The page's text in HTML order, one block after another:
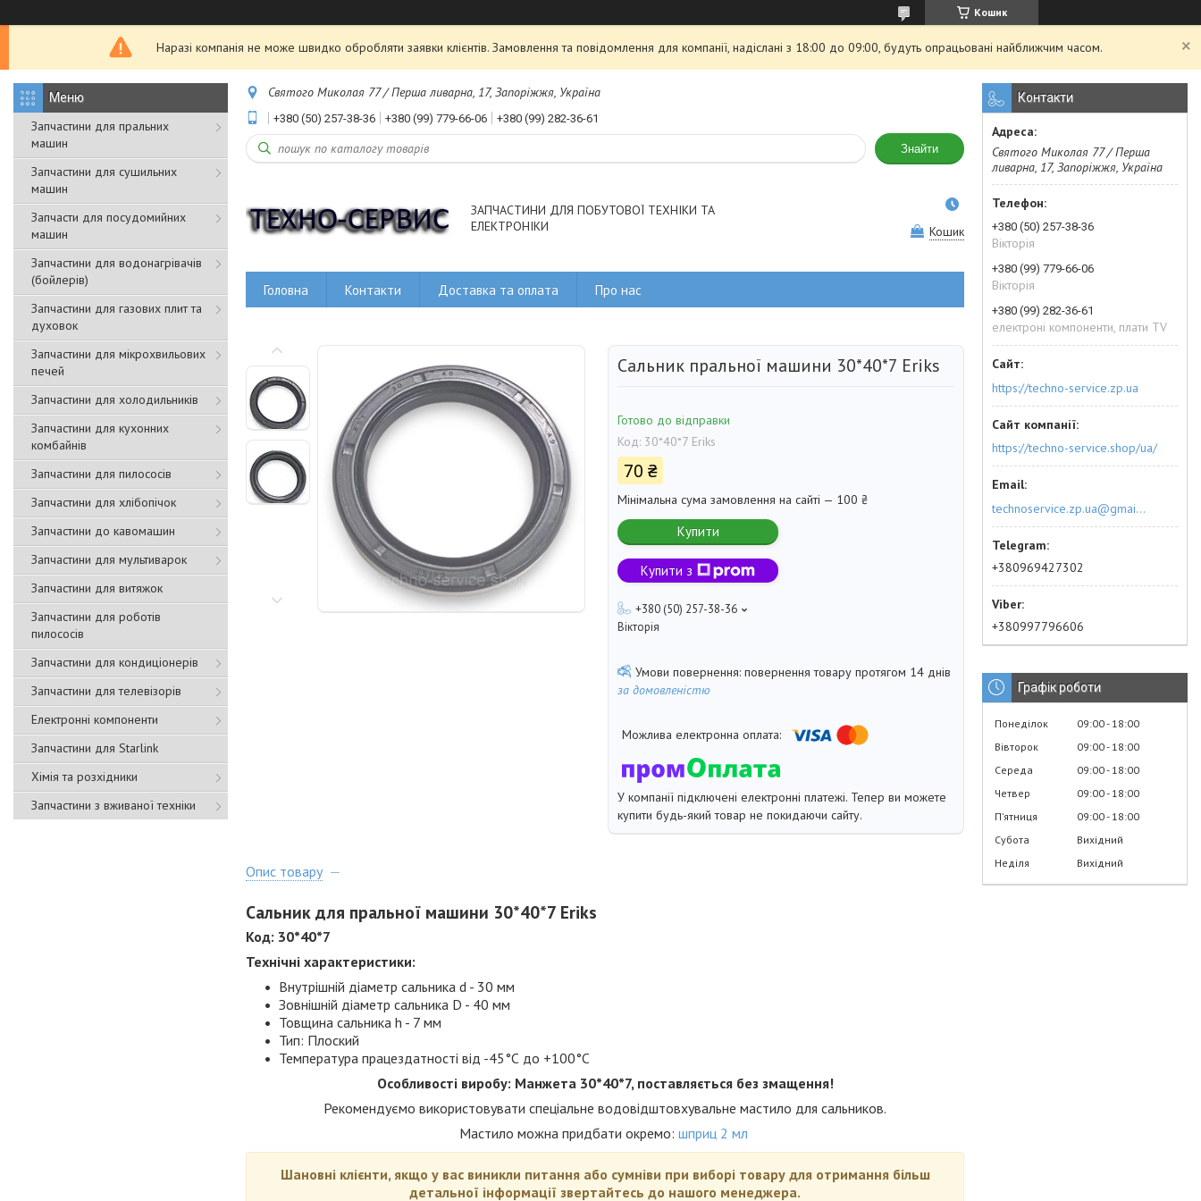
Кошик
Наразі компанія не може швидко обробляти заявки клієнтів. Замовлення та повідомлення для компанії, надіслані з 18:00 до 09:00, будуть опрацьовані найближчим часом.
Запчастини для пральних
машин
Запчастини для сушильних
машин
Запчасти для посудомийних
машин
Запчастини для водонагрівачів
(бойлерів)
Запчастини для газових плит та
духовок
Запчастини для мікрохвильових
печей
Запчастини для холодильників
Запчастини для кухонних
комбайнів
Запчастини для пилососів
Запчастини для хлібопічок
Запчастини до кавомашин
Запчастини для мультиварок
Запчастини для витяжок
Запчастини для роботів
пилососів
Запчастини для кондиціонерів
Запчастини для телевізорів
Електронні компоненти
Запчастини для Starlink
Хімія та розхідники
Запчастини з вживаної техніки
Святого Миколая 77 / Перша ливарна, 17, Запоріжжя, Україна
+380 (50) 257-38-36 +380 (99) 779-66-06 +380 (99) 282-36-61
Знайти
ЗАПЧАСТИНИ ДЛЯ ПОБУТОВОЇ ТЕХНІКИ ТА
ЕЛЕКТРОНІКИ
Кошик
Головна Контакти Доставка та оплата Про нас
Сальник пральної машини 30*40*7 Eriks
Готово до відправки
Код: 30*40*7 Eriks
70 ₴
Мінімальна сума замовлення на сайті — 100 ₴
Купити
Купити з
+380 (50) 257-38-36
Вікторія
повернення товару протягом 14 днів
за домовленістю
У компанії підключені електронні платежі. Тепер ви можете
купити будь-який товар не покидаючи сайту.
Опис товару
Сальник для пральної машини 30*40*7 Eriks
Код: 30*40*7
Технічні характеристики:
Внутрішній діаметр сальника d - 30 мм
Зовнішній діаметр сальника D - 40 мм
Товщина сальника h - 7 мм
Тип: Плоский
Температура працездатності від -45°С до +100°С
Особливості виробу: Манжета 30*40*7, поставляється без змащення!
Рекомендуємо використовувати спеціальне водовідштовхувальне мастило для сальников.
Мастило можна придбати окремо: шприц 2 мл
Шановні клієнти, якщо у вас виникли питання або сумніви при виборі товару для отримання більш
детальної інформації звертайтесь до нашого менеджера.
Контакти
Святого Миколая 77 / Перша
ливарна, 17, Запоріжжя, Україна
+380 (50) 257-38-36
Вікторія
+380 (99) 779-66-06
Вікторія
+380 (99) 282-36-61
електроні компоненти, плати TV
https://techno-service.zp.ua
https://techno-service.shop/ua/
technoservice.zp.ua@gmail.com
+380969427302
+380997796606
Графік роботи
Понеділок 09:00 18:00
Вівторок
09:00 18:00
Середа
09:00 18:00
Четвер
09:00 18:00
Пʼятниця
09:00 18:00
Субота
Вихідний
Неділя
Вихідний